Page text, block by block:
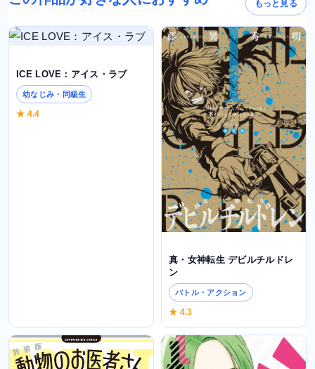
もっと見る
ICE LOVE：アイス・ラブ
幼なじみ・同級生
★ 4.4
真・女神転生 デビルチルドレ
ン
バトル・アクション
★ 4.3